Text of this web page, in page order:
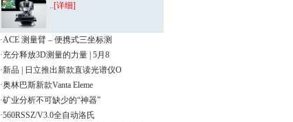
..[详细]
·ACE 测量臂 – 便携式三坐标测
·充分释放3D测量的力量 | 5月8
·新品 | 日立推出新款直读光谱仪O
·奥林巴斯新款Vanta Eleme
·矿业分析不可缺少的“神器”
·560RSSZ/V3.0全自动洛氏